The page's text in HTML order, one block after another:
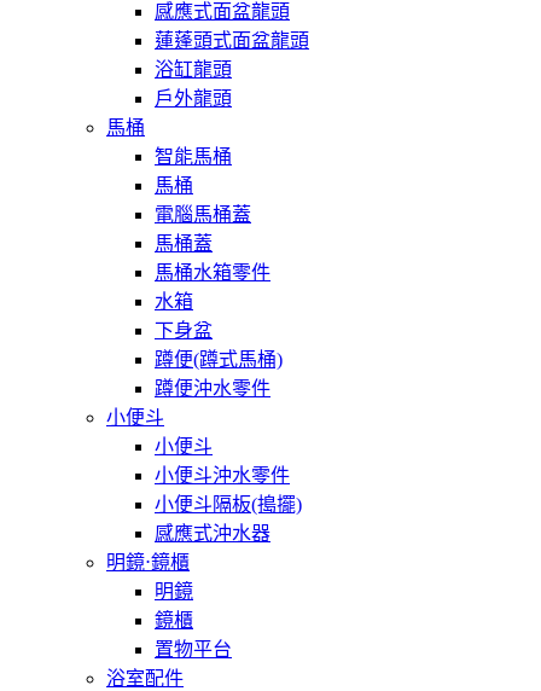
感應式面盆龍頭
蓮蓬頭式面盆龍頭
浴缸龍頭
戶外龍頭
馬桶
智能馬桶
馬桶
電腦馬桶蓋
馬桶蓋
馬桶水箱零件
水箱
下身盆
蹲便(蹲式馬桶)
蹲便沖水零件
小便斗
小便斗
小便斗沖水零件
小便斗隔板(搗擺)
感應式沖水器
明鏡⋅鏡櫃
明鏡
鏡櫃
置物平台
浴室配件